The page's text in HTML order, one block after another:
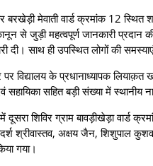
बरखेड़ी मेवाती वार्ड क्रमांक 12 स्थित
से जुड़ी महत्वपूर्ण जानकारी प्रदान
दी। साथ ही उपस्थित लोगों की
विद्यालय के प्रधानाध्यापक लियाक़त
सहायिका सहित बड़ी संख्या में स्थानीय
शिविर ग्राम बावड़ीखेड़ा वार्ड
श्रीवास्तव, अक्षय जैन, शिशुपाल
गया।